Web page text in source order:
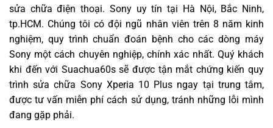
sửa chữa điện thoại. Sony uy tín tại Hà Nội, Bắc Ninh,
tp.HCM. Chúng tôi có đội ngũ nhân viên trên 8 năm kinh
nghiệm, quy trình chuẩn đoán bệnh cho các dòng máy
Sony một cách chuyên nghiệp, chính xác nhất. Quý khách
khi đến với Suachua60s sẽ được tận mắt chứng kiến quy
trình sửa chữa Sony Xperia 10 Plus ngay tại trung tâm,
được tư vấn miễn phí cách sử dụng, tránh những lỗi mình
đang gặp phải.